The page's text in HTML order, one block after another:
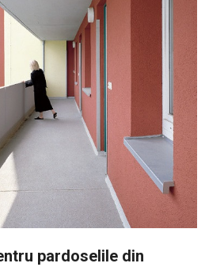
pardoselile din